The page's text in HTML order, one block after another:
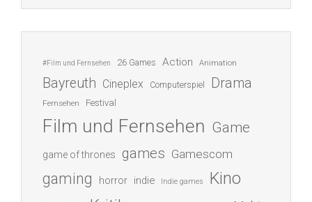
#Film und Fernsehen 26 Games Action Animation
Bayreuth Cineplex Computerspiel Drama
Fernsehen Festival
Film und Fernsehen Game
game of thrones games Gamescom
gaming horror indie Indie games Kino